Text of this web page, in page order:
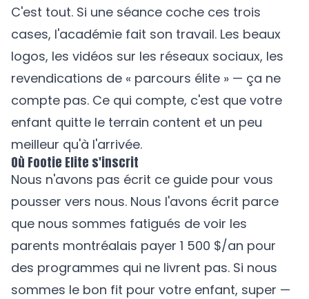
C'est tout. Si une séance coche ces trois
cases, l'académie fait son travail. Les beaux
logos, les vidéos sur les réseaux sociaux, les
revendications de « parcours élite » — ça ne
compte pas. Ce qui compte, c'est que votre
enfant quitte le terrain content et un peu
meilleur qu'à l'arrivée.
Où Footie Elite s'inscrit
Nous n'avons pas écrit ce guide pour vous
pousser vers nous. Nous l'avons écrit parce
que nous sommes fatigués de voir les
parents montréalais payer 1 500 $/an pour
des programmes qui ne livrent pas. Si nous
sommes le bon fit pour votre enfant, super —